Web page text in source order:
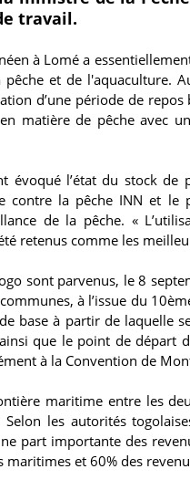
travail.
à Lomé a
et de l'aquaculture.
d’une période de
matière de pêche avec
l’état du stock
contre la pêche INN et
de la pêche. «
retenus comme les
sont parvenus, le 8
communes, à l’issue du
base à partir de laquelle
que le point de départ
à la Convention de
maritime entre les
les autorités
part importante des
et 60% des